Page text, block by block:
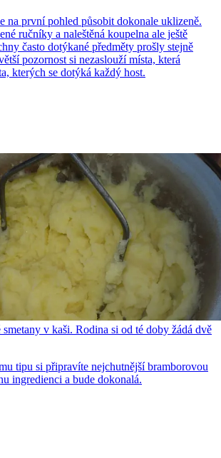
na první pohled působit dokonale uklizeně.
ručníky a naleštěná koupelna ale ještě
často dotýkané předměty prošly stejně
pozornost si nezaslouží místa, která
kterých se dotýká každý host.
smetany v kaši. Rodina si od té doby žádá dvě
tipu si připravíte nejchutnější bramborovou
ingredienci a bude dokonalá.